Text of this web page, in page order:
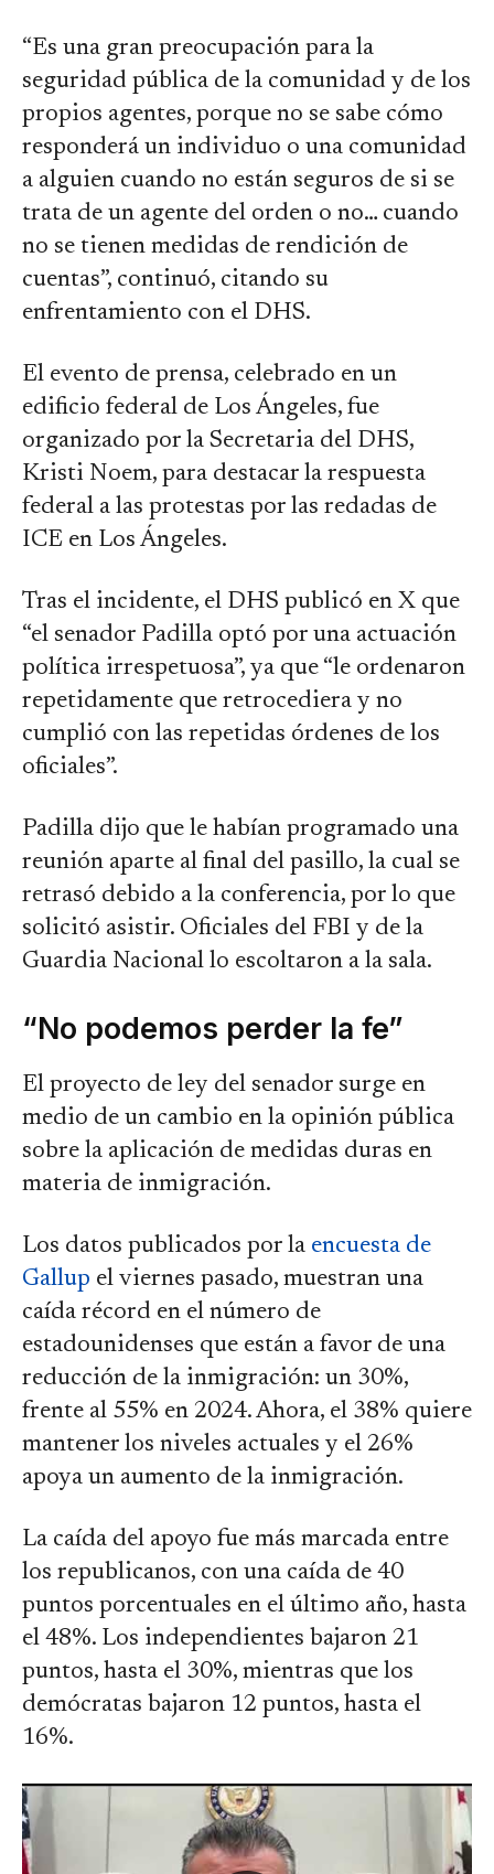
“Es una gran preocupación para la
seguridad pública de la comunidad y de los
propios agentes, porque no se sabe cómo
responderá un individuo o una comunidad
a alguien cuando no están seguros de si se
trata de un agente del orden o no… cuando
no se tienen medidas de rendición de
cuentas”, continuó, citando su
enfrentamiento con el DHS.
El evento de prensa, celebrado en un
edificio federal de Los Ángeles, fue
organizado por la Secretaria del DHS,
Kristi Noem, para destacar la respuesta
federal a las protestas por las redadas de
ICE en Los Ángeles.
Tras el incidente, el DHS publicó en X que
“el senador Padilla optó por una actuación
política irrespetuosa”, ya que “le ordenaron
repetidamente que retrocediera y no
cumplió con las repetidas órdenes de los
oficiales”.
Padilla dijo que le habían programado una
reunión aparte al final del pasillo, la cual se
retrasó debido a la conferencia, por lo que
solicitó asistir. Oficiales del FBI y de la
Guardia Nacional lo escoltaron a la sala.
“No podemos perder la fe”
El proyecto de ley del senador surge en
medio de un cambio en la opinión pública
sobre la aplicación de medidas duras en
materia de inmigración.
Los datos publicados por la encuesta de
Gallup el viernes pasado, muestran una
caída récord en el número de
estadounidenses que están a favor de una
reducción de la inmigración: un 30%,
frente al 55% en 2024. Ahora, el 38% quiere
mantener los niveles actuales y el 26%
apoya un aumento de la inmigración.
La caída del apoyo fue más marcada entre
los republicanos, con una caída de 40
puntos porcentuales en el último año, hasta
el 48%. Los independientes bajaron 21
puntos, hasta el 30%, mientras que los
demócratas bajaron 12 puntos, hasta el
16%.